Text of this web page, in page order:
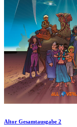
Altor Gesamtausgabe 2